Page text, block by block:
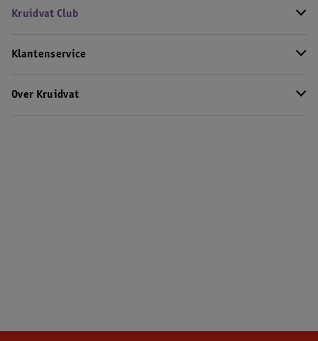
Kruidvat Club
Klantenservice
Over Kruidvat